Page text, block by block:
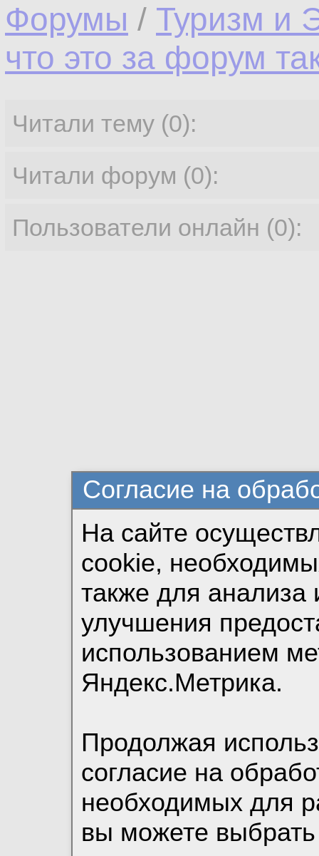
Форумы / Туризм и
что это за форум
Читали тему (0):
Читали форум (0):
Пользователи онлайн (0):
Согласие на
На сайте
cookie,
также для анализа
улучшения
использованием
Яндекс.Метрика.
Продолжая
согласие на
необходимых для
вы можете